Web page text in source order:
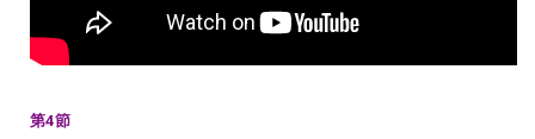
第4節